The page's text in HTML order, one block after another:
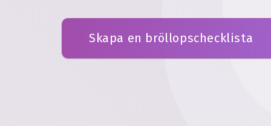
Skapa en bröllopschecklista